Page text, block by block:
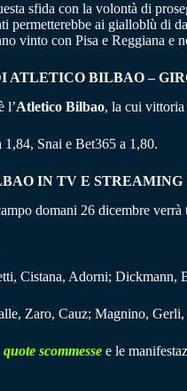
sfida con la volontà di
ai gialloblù di
vinto con Pisa e Reggiana e
ATLETICO BILBAO –
l’Atletico Bilbao, la cui vittoria
Snai e Bet365 a 1,80.
IN TV E STREAMING
domani 26 dicembre
Cistana, Adorni;
Zaro, Cauz; Magnino,
quote scommesse e le